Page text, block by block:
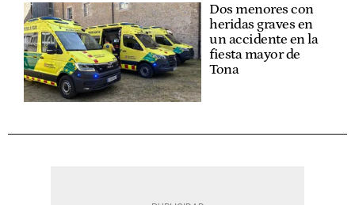
Dos menores con
heridas graves en
un accidente en la
fiesta mayor de
Tona